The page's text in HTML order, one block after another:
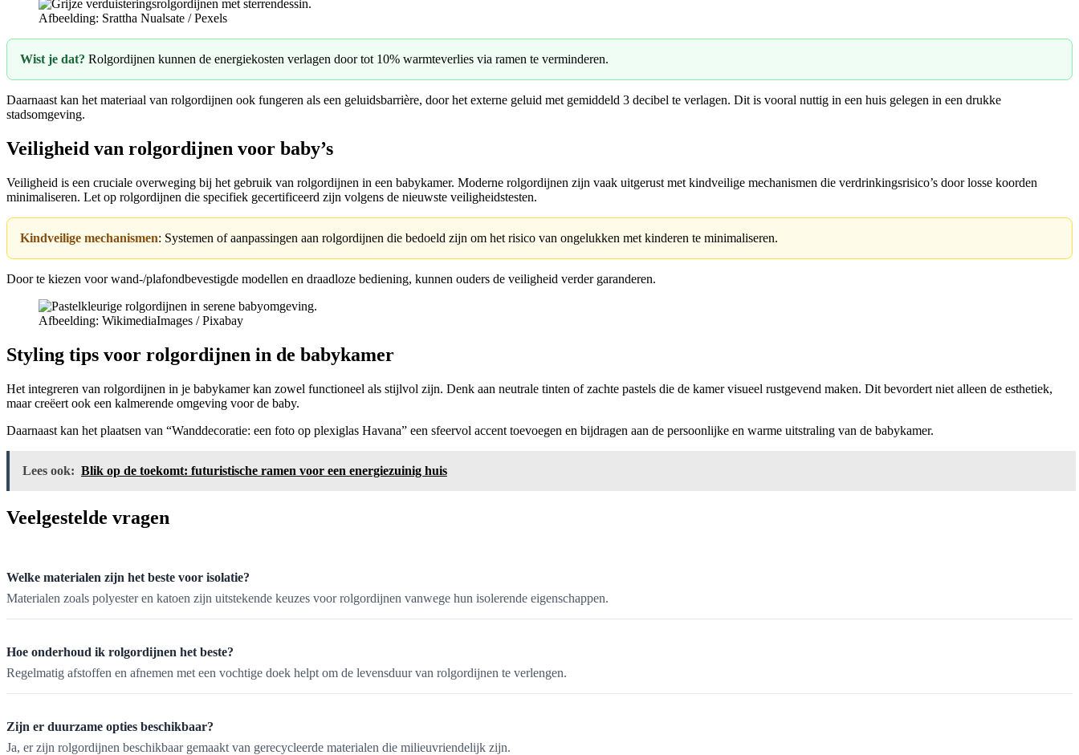
Afbeelding: Srattha Nualsate / Pexels
Wist je dat? Rolgordijnen kunnen de energiekosten verlagen door tot 10% warmteverlies via ramen te verminderen.
Daarnaast kan het materiaal van rolgordijnen ook fungeren als een geluidsbarrière, door het externe geluid met gemiddeld 3 decibel te verlagen. Dit is vooral nuttig in een huis gelegen in een drukke
stadsomgeving.
Veiligheid van rolgordijnen voor baby’s
Veiligheid is een cruciale overweging bij het gebruik van rolgordijnen in een babykamer. Moderne rolgordijnen zijn vaak uitgerust met kindveilige mechanismen die verdrinkingsrisico’s door losse koorden
minimaliseren. Let op rolgordijnen die specifiek gecertificeerd zijn volgens de nieuwste veiligheidstesten.
Kindveilige mechanismen: Systemen of aanpassingen aan rolgordijnen die bedoeld zijn om het risico van ongelukken met kinderen te minimaliseren.
Door te kiezen voor wand-/plafondbevestigde modellen en draadloze bediening, kunnen ouders de veiligheid verder garanderen.
Afbeelding: WikimediaImages / Pixabay
Styling tips voor rolgordijnen in de babykamer
Het integreren van rolgordijnen in je babykamer kan zowel functioneel als stijlvol zijn. Denk aan neutrale tinten of zachte pastels die de kamer visueel rustgevend maken. Dit bevordert niet alleen de esthetiek,
maar creëert ook een kalmerende omgeving voor de baby.
Daarnaast kan het plaatsen van “Wanddecoratie: een foto op plexiglas Havana” een sfeervol accent toevoegen en bijdragen aan de persoonlijke en warme uitstraling van de babykamer.
Lees ook: Blik op de toekomt: futuristische ramen voor een energiezuinig huis
Veelgestelde vragen
Welke materialen zijn het beste voor isolatie?
Materialen zoals polyester en katoen zijn uitstekende keuzes voor rolgordijnen vanwege hun isolerende eigenschappen.
Hoe onderhoud ik rolgordijnen het beste?
Regelmatig afstoffen en afnemen met een vochtige doek helpt om de levensduur van rolgordijnen te verlengen.
Zijn er duurzame opties beschikbaar?
Ja, er zijn rolgordijnen beschikbaar gemaakt van gerecycleerde materialen die milieuvriendelijk zijn.